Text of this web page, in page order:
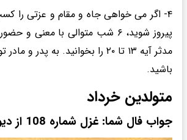
۴- اگر می خواهی جاه و مقام و عزتی را
پیروز شوید، ۶ شب متوالی با معنی
مدثر آیه ۱۳ تا ۲۰ را بخوانید. به
باشید.
متولدین خرداد
جواب فال شما: غزل شماره 108 از دیوان حافظ